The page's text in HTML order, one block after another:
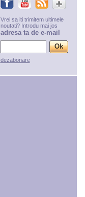
Vrei sa iti trimitem ultimele
noutati? Introdu mai jos
adresa ta de e-mail
dezabonare